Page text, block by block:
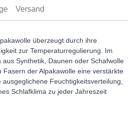
Versand
überzeugt durch ihre
zur Temperaturregulierung. Im
aus Synthetik, Daunen oder Schafwolle
Fasern der Alpakawolle eine verstärkte
Feuchtigkeitsverteilung,
Schlafklima zu jeder Jahreszeit